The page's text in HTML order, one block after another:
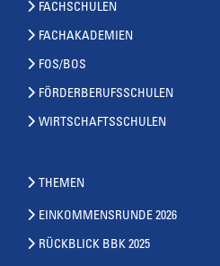
FACHSCHULEN
FACHAKADEMIEN
FOS/BOS
FÖRDERBERUFSSCHULEN
WIRTSCHAFTSSCHULEN
THEMEN
EINKOMMENSRUNDE 2026
RÜCKBLICK BBK 2025